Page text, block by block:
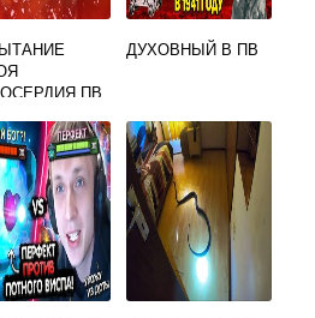
ПВ
ДУХОВНЫЙ В ПВ